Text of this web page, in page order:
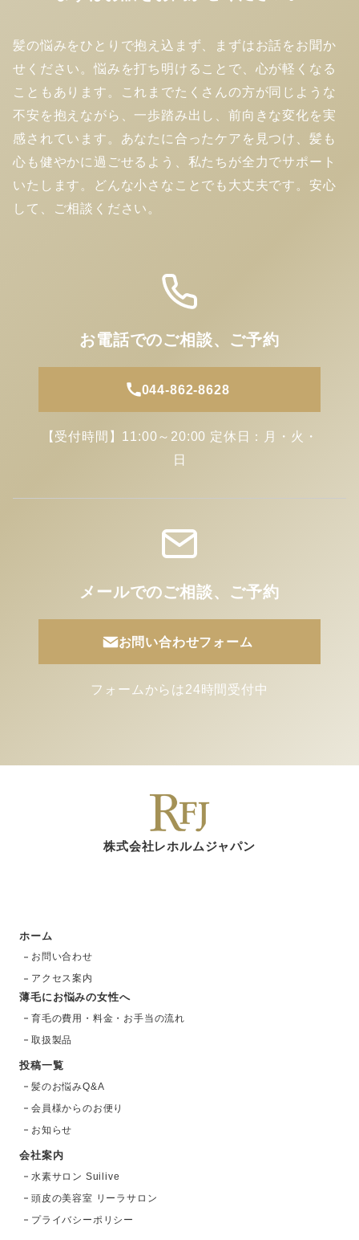
髪の悩みをひとりで抱え込まず、まずはお話をお聞か
せください。悩みを打ち明けることで、心が軽くなる
こともあります。これまでたくさんの方が同じような
不安を抱えながら、一歩踏み出し、前向きな変化を実
感されています。あなたに合ったケアを見つけ、髪も
心も健やかに過ごせるよう、私たちが全力でサポート
いたします。どんな小さなことでも大丈夫です。安心
して、ご相談ください。
お電話でのご相談、ご予約
044-862-8628
【受付時間】11:00～20:00 定休日：月・火・
日
メールでのご相談、ご予約
お問い合わせフォーム
フォームからは24時間受付中
株式会社レホルムジャパン
ホーム
お問い合わせ
アクセス案内
薄毛にお悩みの女性へ
育毛の費用・料金・お手当の流れ
取扱製品
投稿一覧
髪のお悩みQ&A
会員様からのお便り
お知らせ
会社案内
水素サロン Suilive
頭皮の美容室 リーラサロン
プライバシーポリシー